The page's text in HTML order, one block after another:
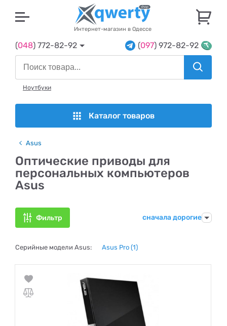
Интернет-магазин в Одессе
(048) 772-82-92 (097) 972-82-92
Ноутбуки
Каталог товаров
Asus
Оптические приводы для
персональных компьютеров
Asus
Фильтр сначала дорогие
Серийные модели Asus: Asus Pro (1)